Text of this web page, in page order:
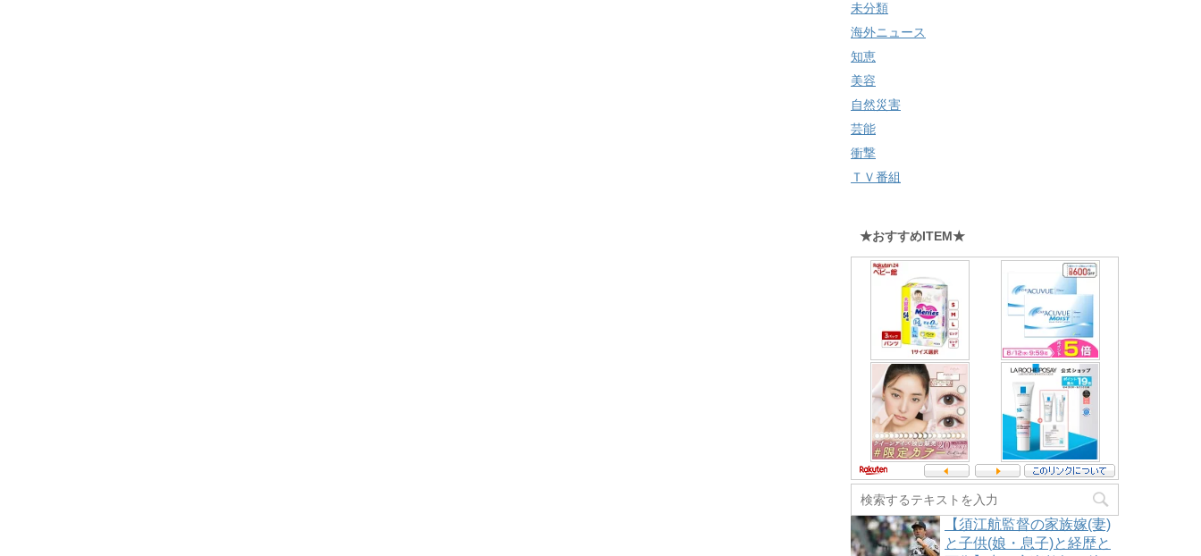
未分類
海外ニュース
知恵
美容
自然災害
芸能
衝撃
ＴＶ番組
★おすすめITEM★
【須江航監督の家族嫁(妻)
と子供(娘・息子)と経歴と